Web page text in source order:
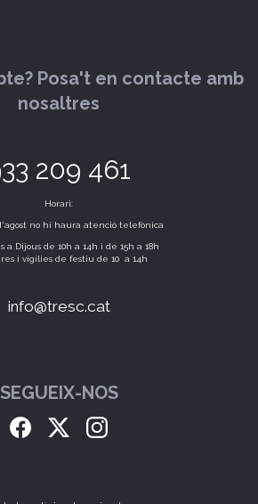
Posa't en contacte amb
nosaltres
209 461
Horari:
no hi haura atenció telefònica
a Dijous de 10h a 14h i de 15h a 18h
i vigílies de festiu de 10 a 14h
info@tresc.cat
SEGUEIX-NOS